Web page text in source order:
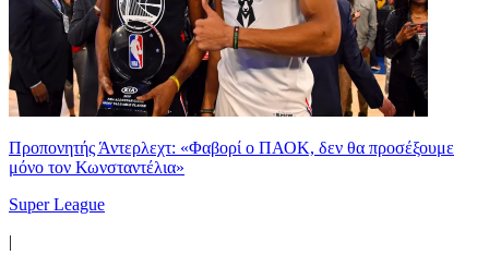
Προπονητής Άντερλεχτ: «Φαβορί ο ΠΑΟΚ, δεν θα προσέξουμε
μόνο τον Κωνσταντέλια»
Super League
|